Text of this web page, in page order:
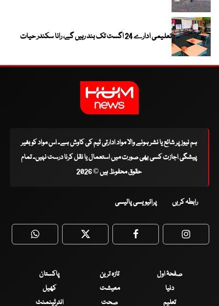
تعلیمی ادارے 24 اگست تک بند رہیں گے، رانا سکندر حیات
ہم نیوز پر شائع یا نشر ہونے والا مواد ادارتی ٹیم کی کاوش ہے۔ اس مواد کو بغیر
پیشگی اجازت کسی بھی صورت میں استعمال یا نقل کرنا درست نہیں۔ تمام
حقوق محفوظ ہیں © 2026
رابطہ کریں پرائیویسی پالیسی
WhatsApp Twitter Facebook
صفحۂ اول تازہ ترین
پاکستان
دنیا
معیشت
کھیل
تعلیم
صحت انٹرٹینمنٹ